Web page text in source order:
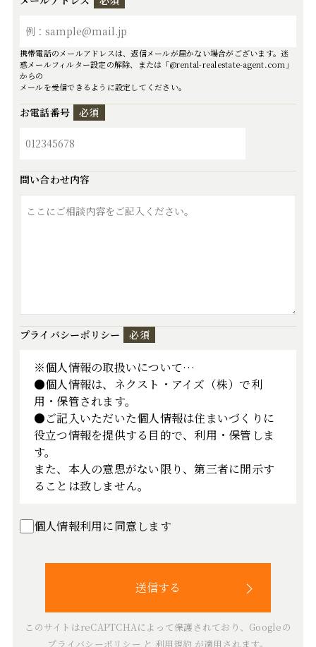
携帯電話のメールアドレスは、返信メールが届かない場合がございます。迷
惑メールフィルター設定の解除、または「@rental-realestate-agent.com」
からの
メールを受信できるように設定してください。
お電話番号 必須
問い合わせ内容
プライバシーポリシー 必須
※個人情報の取扱いについて…
●個人情報は、ネクスト・アイズ（株）で利
用・保管されます。
●ご記入いただいた個人情報は住まいづくりに
役立つ情報を提供する目的で、利用・保管しま
す。
また、本人の意思がない限り、第三者に開示す
ることは致しません。
個人情報利用に同意します
このサイトはreCAPTCHAによって保護されており、Googleの
プライバシーポリシー と 利用規約 が適用されます。